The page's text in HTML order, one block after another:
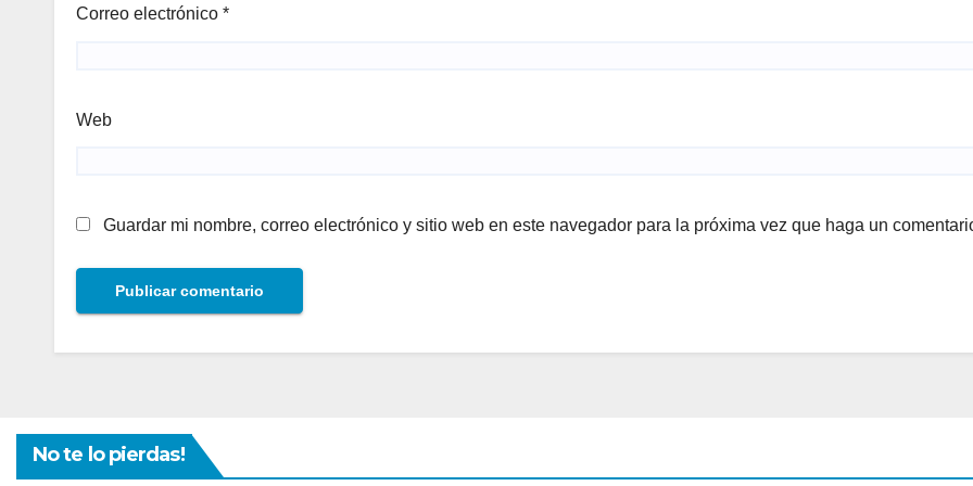
Correo electrónico *
Web
Guardar mi nombre, correo electrónico y sitio web en este navegador para la próxima vez que haga un
No te lo pierdas!